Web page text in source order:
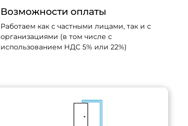
Возможности оплаты
Работаем как с частными лицами, так и с
организациями (в том числе с
использованием НДС 5% или 22%)